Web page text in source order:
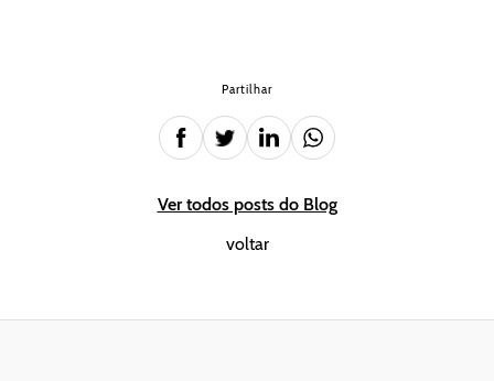
Partilhar
Ver todos posts do Blog
voltar